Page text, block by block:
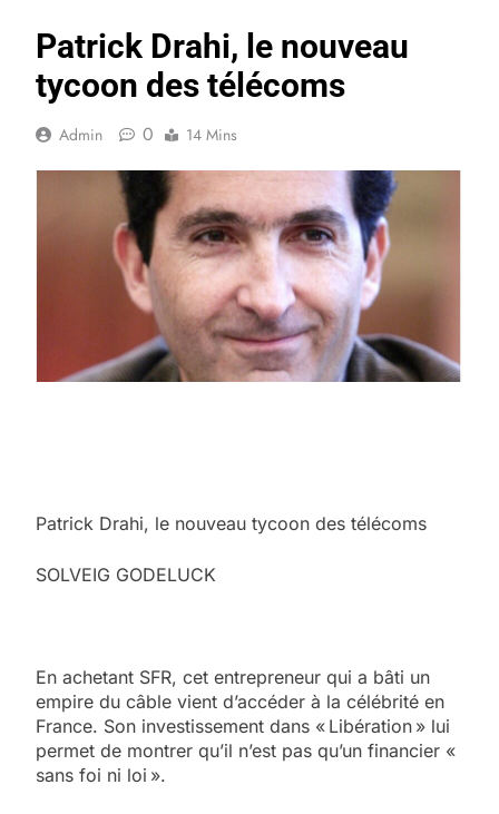
Patrick Drahi, le nouveau
tycoon des télécoms
Admin 0 14 Mins
Patrick Drahi, le nouveau tycoon des télécoms
SOLVEIG GODELUCK
En achetant SFR, cet entrepreneur qui a bâti un
empire du câble vient d’accéder à la célébrité en
France. Son investissement dans « Libération » lui
permet de montrer qu’il n’est pas qu’un financier «
sans foi ni loi ».